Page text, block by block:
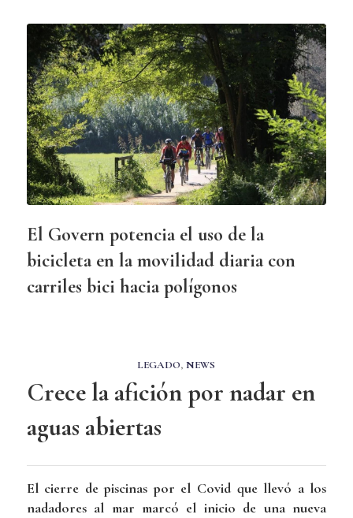
El Govern potencia el uso de la
bicicleta en la movilidad diaria con
carriles bici hacia polígonos
LEGADO,NEWS
Crece la afición por nadar en
aguas abiertas
El cierre de piscinas por el Covid que llevó a los
nadadores al mar marcó el inicio de una nueva